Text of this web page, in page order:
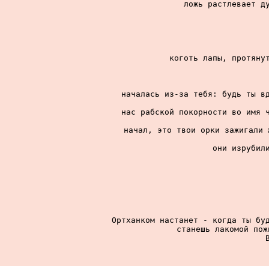
ложь растлевает
коготь лапы,
началась из-за тебя: будь ты
нас рабской покорности во
начал, это твои орки зажигали
они
Ортханком настанет - когда ты
станешь лакомой